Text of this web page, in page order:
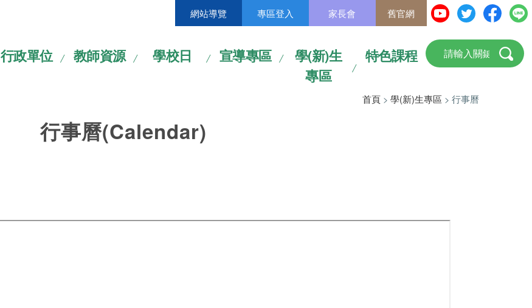
網站導覽 專區登入 家長會 舊官網
行政單位 教師資源 學校日 宣導專區
學(新)生
專區
特色課程
行事曆(Calendar)
首頁 > 學(新)生專區 > 行事曆